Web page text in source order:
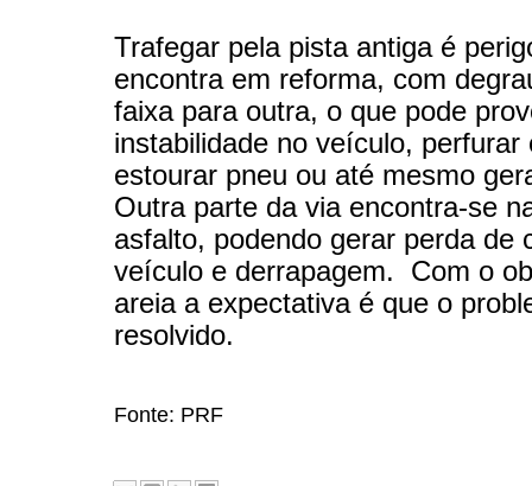
Trafegar pela pista antiga é
encontra em reforma, com
faixa para outra, o que pode
instabilidade no veículo, perfurar
estourar pneu ou até mesmo
Outra parte da via encontra-se
asfalto, podendo gerar perda de
veículo e derrapagem. Com o
areia a expectativa é que o
resolvido.
Fonte: PRF